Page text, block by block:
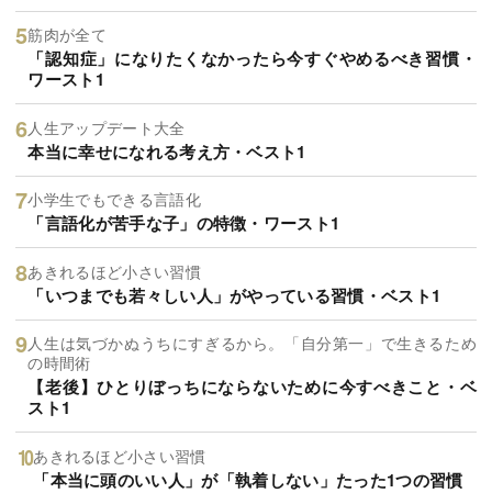
筋肉が全て
「認知症」になりたくなかったら今すぐやめるべき習慣・
ワースト1
人生アップデート大全
本当に幸せになれる考え方・ベスト1
小学生でもできる言語化
「言語化が苦手な子」の特徴・ワースト1
あきれるほど小さい習慣
「いつまでも若々しい人」がやっている習慣・ベスト1
人生は気づかぬうちにすぎるから。「自分第一」で生きるため
の時間術
【老後】ひとりぼっちにならないために今すべきこと・ベ
スト1
あきれるほど小さい習慣
「本当に頭のいい人」が「執着しない」たった1つの習慣